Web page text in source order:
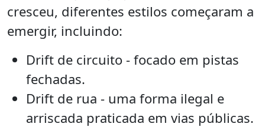
cresceu, diferentes estilos começaram a
emergir, incluindo:
Drift de circuito - focado em pistas
fechadas.
Drift de rua - uma forma ilegal e
arriscada praticada em vias públicas.